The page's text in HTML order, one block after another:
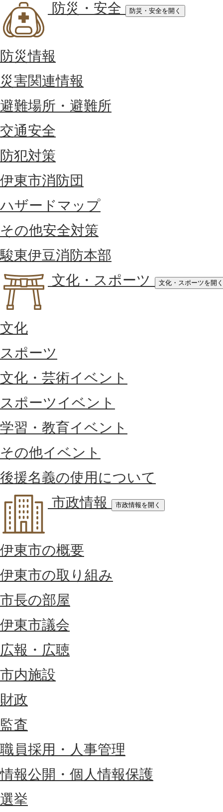
防災・安全
防災・安全を開く
防災情報
災害関連情報
避難場所・避難所
交通安全
防犯対策
伊東市消防団
ハザードマップ
その他安全対策
駿東伊豆消防本部
文化・スポーツ
文化・スポーツを開く
文化
スポーツ
文化・芸術イベント
スポーツイベント
学習・教育イベント
その他イベント
後援名義の使用について
市政情報
市政情報を開く
伊東市の概要
伊東市の取り組み
市長の部屋
伊東市議会
広報・広聴
市内施設
財政
監査
職員採用・人事管理
情報公開・個人情報保護
選挙